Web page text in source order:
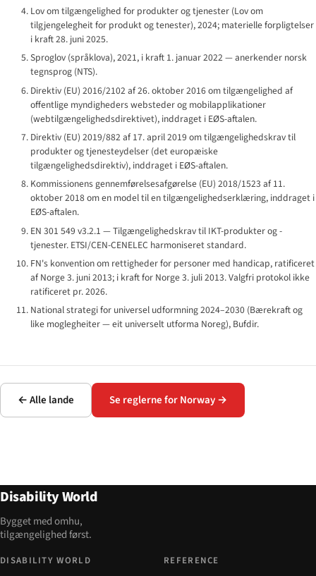
Lov om tilgængelighed for produkter og tjenester (Lov om
tilgjengelegheit for produkt og tenester), 2024; materielle forpligtelser
i kraft 28. juni 2025.
Sproglov (språklova), 2021, i kraft 1. januar 2022 — anerkender norsk
tegnsprog (NTS).
Direktiv (EU) 2016/2102 af 26. oktober 2016 om tilgængelighed af
offentlige myndigheders websteder og mobilapplikationer
(webtilgængelighedsdirektivet), inddraget i EØS-aftalen.
Direktiv (EU) 2019/882 af 17. april 2019 om tilgængelighedskrav til
produkter og tjenesteydelser (det europæiske
tilgængelighedsdirektiv), inddraget i EØS-aftalen.
Kommissionens gennemførelsesafgørelse (EU) 2018/1523 af 11.
oktober 2018 om en model til en tilgængelighedserklæring, inddraget i
EØS-aftalen.
EN 301 549 v3.2.1 — Tilgængelighedskrav til IKT-produkter og -
tjenester. ETSI/CEN-CENELEC harmoniseret standard.
FN's konvention om rettigheder for personer med handicap, ratificeret
af Norge 3. juni 2013; i kraft for Norge 3. juli 2013. Valgfri protokol ikke
ratificeret pr. 2026.
National strategi for universel udformning 2024–2030 (Bærekraft og
like moglegheiter — eit universelt utforma Noreg), Bufdir.
← Alle lande Se reglerne for Norway →
Disability World
Bygget med omhu,
tilgængelighed først.
DISABILITY WORLD REFERENCE